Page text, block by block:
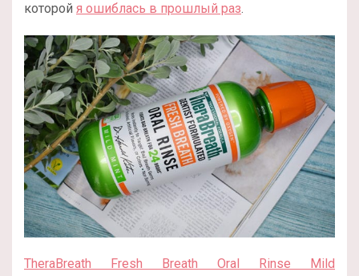
которой я ошиблась в прошлый раз.
TheraBreath Fresh Breath Oral Rinse Mild